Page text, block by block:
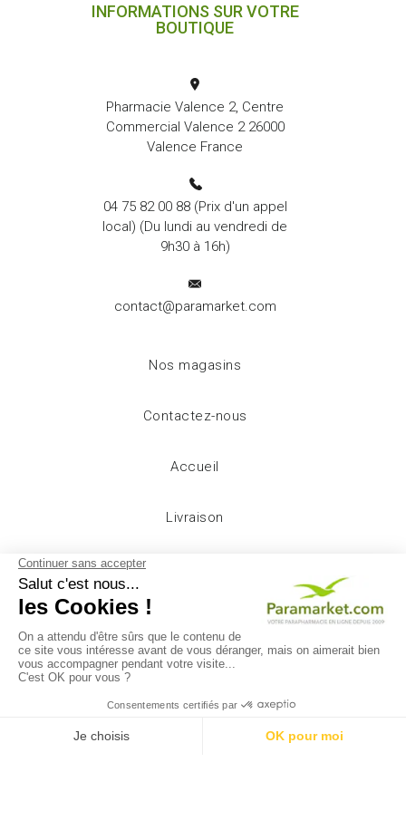
INFORMATIONS SUR VOTRE
BOUTIQUE
Pharmacie Valence 2, Centre
Commercial Valence 2 26000
Valence France
04 75 82 00 88(Prix d'un appel
local) (Du lundi au vendredi de
9h30 à 16h)
contact@paramarket.com
Nos magasins
Contactez-nous
Accueil
Livraison
Mentions légales
Conditions d'utilisation
A propos